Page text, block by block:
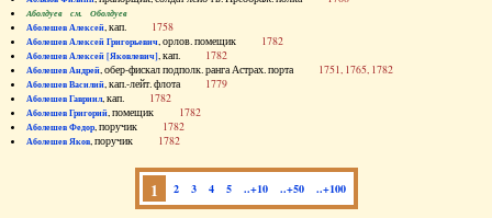
Аболдуев см. Оболдуев
Аболешев Алексей, кап. 1758
Аболешев Алексей Григорьевич, орлов. помещик 1782
Аболешев Алексей [Яковлевич], кап. 1782
Аболешев Андрей, обер-фискал подполк. ранга Астрах. порта 1751, 1765, 1782
Аболешев Василий, кап.-лейт. флота 1779
Аболешев Гавриил, кап. 1782
Аболешев Григорий, помещик 1782
Аболешев Федор, поручик 1782
Аболешев Яков, поручик 1782
1 2 3 4 5 ..+10 ..+50 ..+100